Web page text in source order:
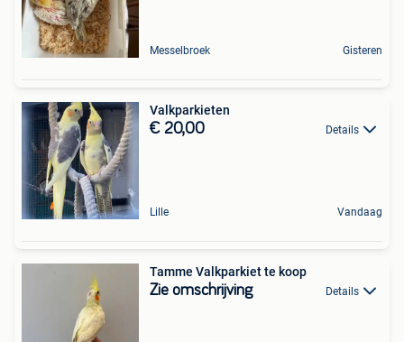
Messelbroek Gisteren
Valkparkieten
€ 20,00 Details
Lille Vandaag
Tamme Valkparkiet te koop
Zie omschrijving Details